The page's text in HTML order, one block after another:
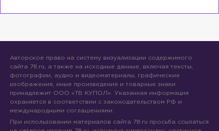
Авторское право на систему визуализации содержимого
сайта 78.ru, а также на исходные данные, включая тексты,
фотографии, аудио и видеоматериалы, графические
изображения, иные произведения и товарные знаки
принадлежит ООО «ТВ КУПОЛ». Указанная информация
охраняется в соответствии с законодательством РФ и
международными соглашениями.
При использовании материалов сайта 78.ru просьба ссылаться